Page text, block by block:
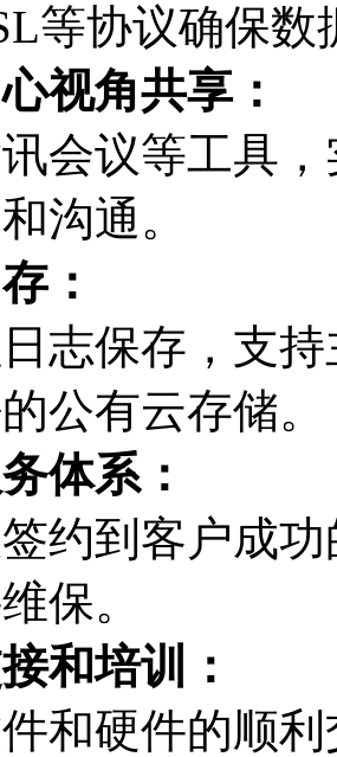
等协议确保
视角共享：
会议等工具
沟通。
：
志保存，支
公有云存储。
系：
约到客户成功
保。
培训：
和硬件的顺利